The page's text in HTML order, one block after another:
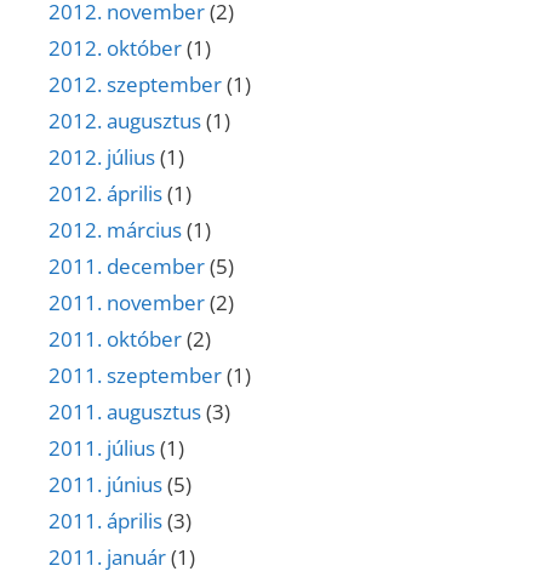
2012. november(2)
2012. október(1)
2012. szeptember(1)
2012. augusztus(1)
2012. július(1)
2012. április(1)
2012. március(1)
2011. december(5)
2011. november(2)
2011. október(2)
2011. szeptember(1)
2011. augusztus(3)
2011. július(1)
2011. június(5)
2011. április(3)
2011. január(1)